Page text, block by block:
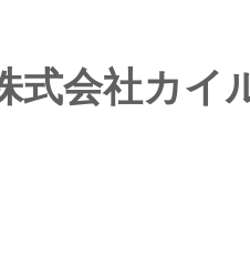
式会社カイ